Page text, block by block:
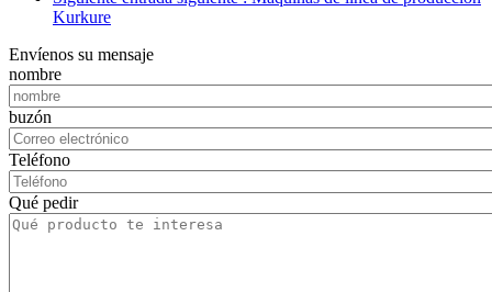
Kurkure
Envíenos su mensaje
nombre
buzón
Teléfono
Qué pedir